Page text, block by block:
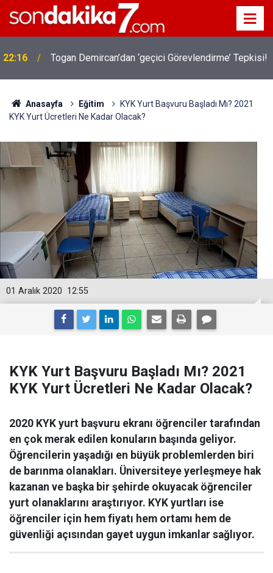
22:16 Togan Demircan’dan ‘geçici Görevlendirme’ Tepkisi!
Anasayfa Eğitim
KYK Yurt Başvuru Başladı Mı? 2021
KYK Yurt Ücretleri Ne Kadar Olacak?
12:55
01 Aralık 2020
KYK Yurt Başvuru Başladı Mı? 2021
KYK Yurt Ücretleri Ne Kadar Olacak?
2020 KYK yurt başvuru ekranı öğrenciler tarafından
en çok merak edilen konuların başında geliyor.
Öğrencilerin yaşadığı en büyük problemlerden biri
de barınma olanakları. Üniversiteye yerleşmeye hak
kazanan ve başka bir şehirde okuyacak öğrenciler
yurt olanaklarını araştırıyor. KYK yurtları ise
öğrenciler için hem fiyatı hem ortamı hem de
güvenliği açısından gayet uygun imkanlar sağlıyor.